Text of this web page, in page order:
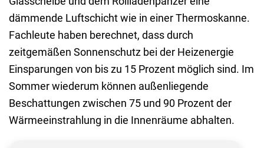
dämmende Luftschicht wie in einer Thermoskanne.
Fachleute haben berechnet, dass durch
zeitgemäßen Sonnenschutz bei der Heizenergie
Einsparungen von bis zu 15 Prozent möglich sind. Im
Sommer wiederum können außenliegende
Beschattungen zwischen 75 und 90 Prozent der
Wärmeeinstrahlung in die Innenräume abhalten.